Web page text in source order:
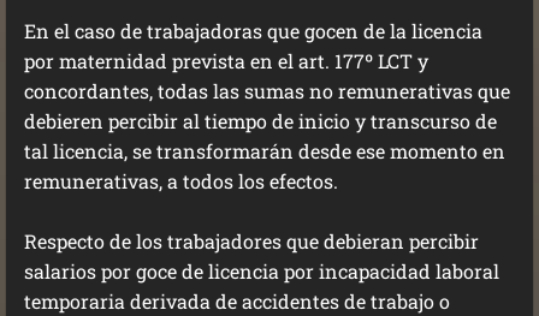
En el caso de trabajadoras que gocen de la licencia
por maternidad prevista en el art. 177º LCT y
concordantes, todas las sumas no remunerativas que
debieren percibir al tiempo de inicio y transcurso de
tal licencia, se transformarán desde ese momento en
remunerativas, a todos los efectos.
Respecto de los trabajadores que debieran percibir
salarios por goce de licencia por incapacidad laboral
temporaria derivada de accidentes de trabajo o